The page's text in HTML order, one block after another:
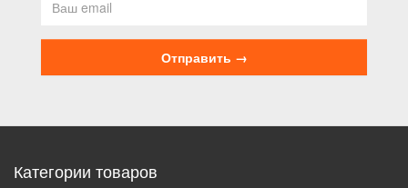
Категории товаров